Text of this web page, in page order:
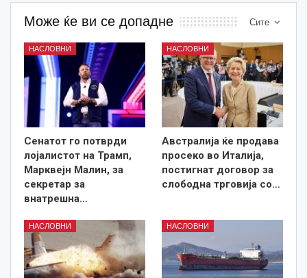
Сите
Може ќе ви се допадне
НАСЛОВНИ
Сенатот го потврди
лојалистот на Трамп,
Марквејн Малин, за
секретар за
внатрешна…
НАСЛОВНИ
Австралија ќе продава
просеко во Италија,
постигнат договор за
слободна трговија со…
НАСЛОВНИ НАСЛОВНИ